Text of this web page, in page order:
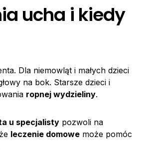
ucha i kiedy
Dla niemowląt i małych dzieci
na bok. Starsze dzieci i
ropnej wydzieliny.
u specjalisty pozwoli na
leczenie domowe może pomóc